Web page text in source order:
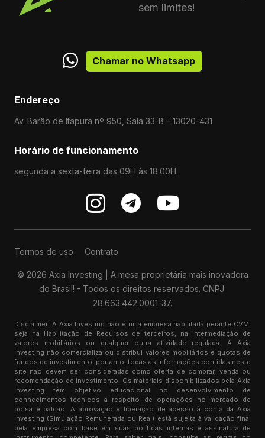
sem limites!
Chamar no Whatsapp
Endereço
Av. Barão de Itapura nº 950, Sala 33-B – 13020-431
Horário de funcionamento
segunda a sexta-feira das 09H às 18:00H.
Termos de uso Contrato
© 2026 Axia Investing | A mesa proprietária mais inovadora
do Brasil! - Todos os direitos reservados. CNPJ:
28.663.442.0001-37.
Disclaimer: A Axia Investing não é uma empresa habilitada perante CVM,
seja na Habilitação de Recursos de terceiros, na intermediação de
valores mobiliários ou qualquer outra atividade regulada. A Axia
Investing não comercializa ou distribui valores mobiliários e quotas de
fundos de investimento, portanto, todas as informações contidas neste
site não devem ser consideradas como oferta de comprar, venda ou
recomendação de investimento. Os materiais disponibilizados pela Axia
Investing têm objetivo educacional no desenvolvimento de
conhecimentos técnicos a respeito de operações no mercado de
bolsa e balcão. A aprovação e liberação de acesso à conta da Axia
Investing (Simulação Remunerada ou Real) está sujeita à validação final
pela empresa com base em suas políticas internas e assinatura de